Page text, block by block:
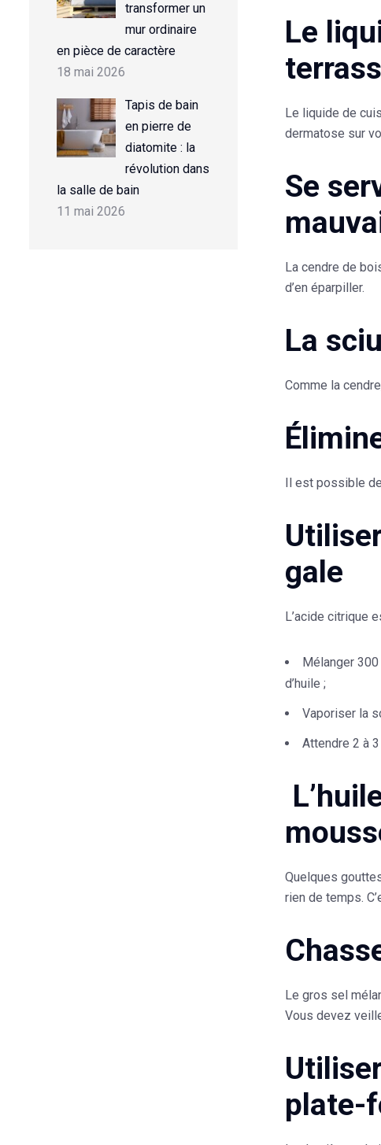
transformer un
mur ordinaire
en pièce de caractère
18 mai 2026
Tapis de bain
en pierre de
diatomite : la
révolution dans
la salle de bain
11 mai 2026
Le
Le liquide de
dermatose sur
Se
La cendre de
d’en éparpiller.
La
Comme la
Il est possible
gale
L’acide citrique
Mélanger
d’huile ;
Vaporiser la
Attendre 2 à
Quelques
rien de temps.
Le gros sel
Vous devez
plate-